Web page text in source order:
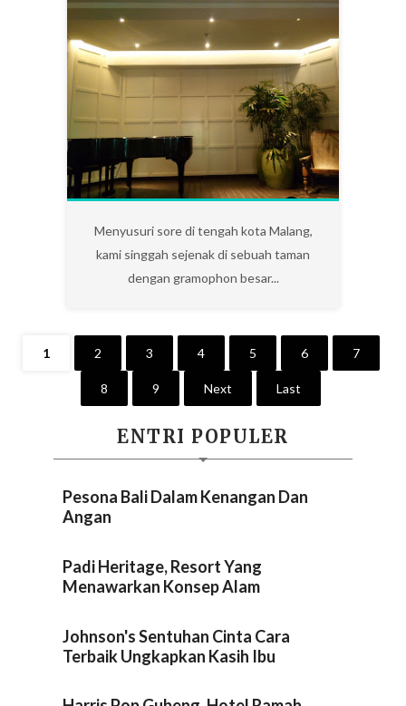
Menyusuri sore di tengah kota Malang,
kami singgah sejenak di sebuah taman
dengan gramophon besar...
1 2 3 4 5 6 7
8 9 Next Last
ENTRI POPULER
Pesona Bali Dalam Kenangan Dan
Angan
Padi Heritage, Resort Yang
Menawarkan Konsep Alam
Johnson's Sentuhan Cinta Cara
Terbaik Ungkapkan Kasih Ibu